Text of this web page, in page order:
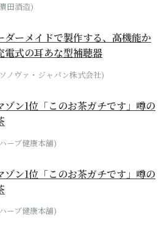
田酒造)
ダーメイドで製作する、高機能か
電式の耳あな型補聴器
ノヴァ・ジャパン株式会社)
ゾン1位「このお茶ガチです」噂の
ーブ健康本舗)
ゾン1位「このお茶ガチです」噂の
ーブ健康本舗)